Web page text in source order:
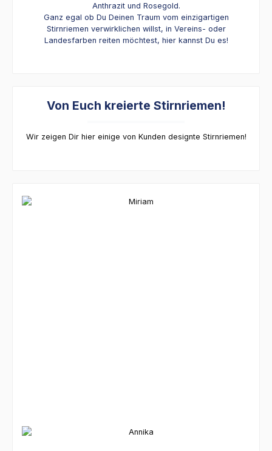
Anthrazit und Rosegold.
Ganz egal ob Du Deinen Traum vom einzigartigen
Stirnriemen verwirklichen willst, in Vereins- oder
Landesfarben reiten möchtest, hier kannst Du es!
Von Euch kreierte Stirnriemen!
Wir zeigen Dir hier einige von Kunden designte Stirnriemen!